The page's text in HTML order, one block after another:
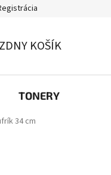
výber a spokojnosť |
KOŠÍK
TONERY
34 cm